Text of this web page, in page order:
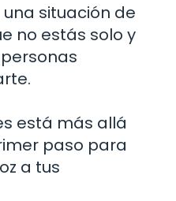
situación de
no estás solo y
está más allá
paso para
a tus